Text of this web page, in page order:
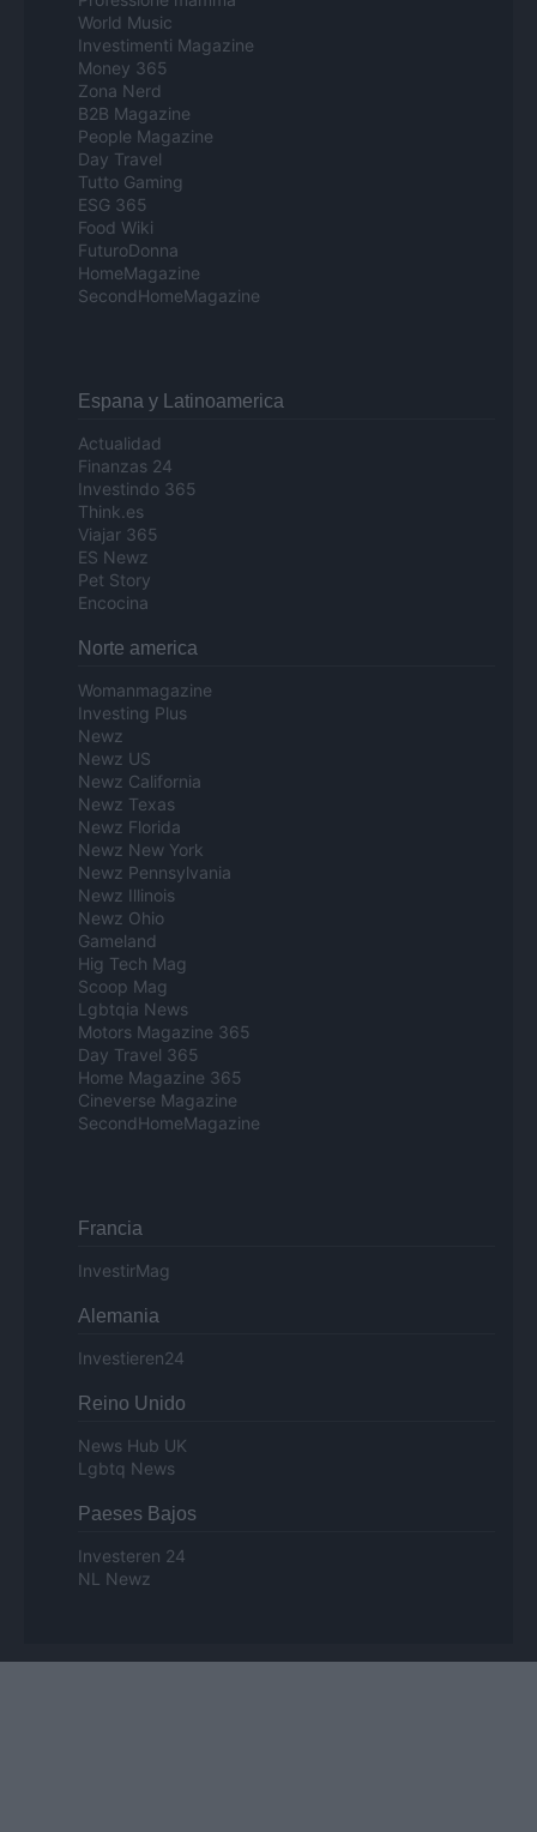
World Music
Investimenti Magazine
Money 365
Zona Nerd
B2B Magazine
People Magazine
Day Travel
Tutto Gaming
ESG 365
Food Wiki
FuturoDonna
HomeMagazine
SecondHomeMagazine
Espana y Latinoamerica
Actualidad
Finanzas 24
Investindo 365
Think.es
Viajar 365
ES Newz
Pet Story
Encocina
Norte america
Womanmagazine
Investing Plus
Newz
Newz US
Newz California
Newz Texas
Newz Florida
Newz New York
Newz Pennsylvania
Newz Illinois
Newz Ohio
Gameland
Hig Tech Mag
Scoop Mag
Lgbtqia News
Motors Magazine 365
Day Travel 365
Home Magazine 365
Cineverse Magazine
SecondHomeMagazine
Francia
InvestirMag
Alemania
Investieren24
Reino Unido
News Hub UK
Lgbtq News
Paeses Bajos
Investeren 24
NL Newz